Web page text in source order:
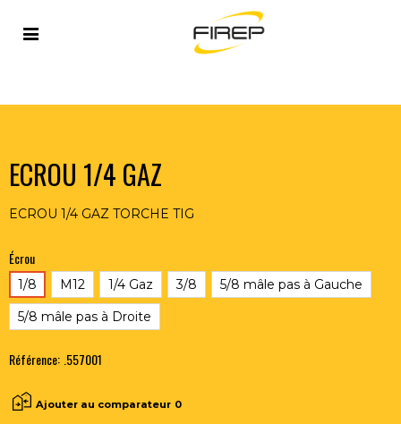
Accueil TORCHES TIG ET ACCESSOIRES
ACCESSOIRES POUR TORCHES TIG
ECROU 1/4 GAZ
ECROU 1/4 GAZ TORCHE TIG
Écrou
1/8 M12 1/4 Gaz 3/8
5/8 mâle pas à Gauche
5/8 mâle pas à Droite
Référence: .557001
Ajouter au comparateur 0